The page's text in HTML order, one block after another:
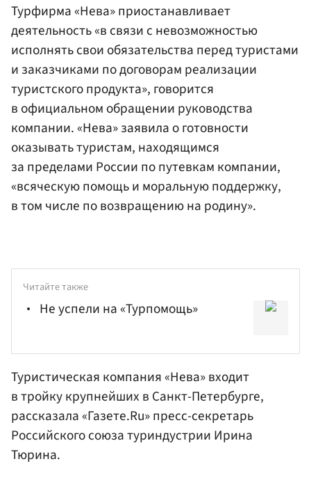
Турфирма «Нева» приостанавливает
деятельность «в связи с невозможностью
исполнять свои обязательства перед туристами
и заказчиками по договорам реализации
туристского продукта», говорится
в официальном обращении руководства
компании. «Нева» заявила о готовности
оказывать туристам, находящимся
за пределами России по путевкам компании,
«всяческую помощь и моральную поддержку,
в том числе по возвращению на родину».
Читайте также
Не успели на «Турпомощь»
Туристическая компания «Нева» входит
в тройку крупнейших в Санкт-Петербурге,
рассказала «Газете.Ru» пресс-секретарь
Российского союза туриндустрии Ирина
Тюрина.